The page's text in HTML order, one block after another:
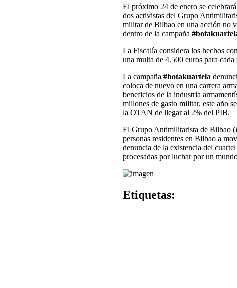
El próximo 24 de enero se
dos activistas del Grupo
militar de Bilbao en una acción no
dentro de la campaña
La Fiscalía considera los hechos
una multa de 4.500 euros para cada
La campaña #botakuartela
coloca de nuevo en una carrera
beneficios de la industria
millones de gasto militar, este año
la OTAN de llegar al 2% del PIB.
El Grupo Antimilitarista de Bilbao (
personas residentes en Bilbao a
denuncia de la existencia del
procesadas por luchar por un
Etiquetas: